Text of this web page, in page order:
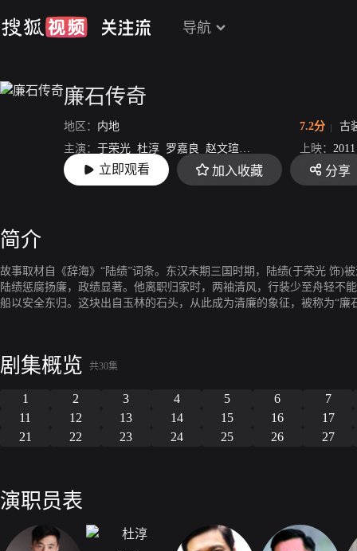
导航
廉石传奇
地区： 内地 7.2分
古
主演： 于荣光 杜淳 罗嘉良 赵文瑄 杜雨露 归亚蕾 于娜
上映： 2011
导演： 阚卫平
立即观看 加入收藏 分享
简介
故事取材自《辞海》“陆绩”词条。东汉末期三国时期，陆绩(于荣光 饰)
陆绩惩腐扬廉，政绩显著。他离职归家时，两袖清风，行装少至舟轻不
船以安全东归。这块出自玉林的石头，从此成为清廉的象征，被称为“廉
剧集概览 共30集
1 2 3 4 5 6
7
11
12 13 14 15 16
17
21
22 23 24 25 26 27
演职员表